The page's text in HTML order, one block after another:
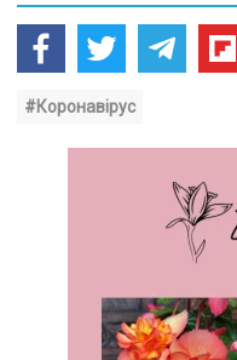
#Коронавірус